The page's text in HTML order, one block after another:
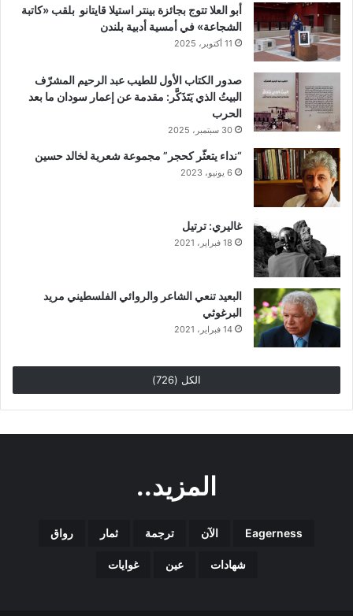
أبو العلا تتوج بجائزة بينتر استيلا قايتانو بلقب «كاتبة
الشجاعة» في أمسية أدبية بلندن
11 أكتوبر، 2025
صدور الكتاب الأول للطيب عبد الرحيم المشرّف
البيتُ الذي يَتَذَكَّر: مقدمة عن إعمار سودان ما بعد
الحرب
30 سبتمبر، 2025
“نداء يتعثّر كحجر” مجموعة شعرية لخالد حسين
6 يونيو، 2023
غاليري: ترتيل
18 فبراير، 2021
البعيد تنعي الشاعر والروائي الفلسطيني مريد
البرغوثي
14 فبراير، 2021
الكل (726)
المزيد..
Eagerness الآن ترجمة ثمار رواق
شهادات عين غوايات